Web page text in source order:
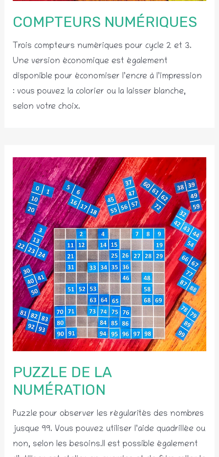
COMPTEURS NUMÉRIQUES
Trois compteurs numériques pour cycle 2 et 3.
Une version économique est également
disponible pour économiser l’encre à l’impression
: vous pouvez la colorier ou la laisser blanche,
selon votre choix.
PUZZLE DE LA
NUMÉRATION
Puzzle pour observer les régularités des nombres
jusque 99. Vous pouvez utiliser l’aide quadrillée ou
non, selon les besoins.Il est possible également